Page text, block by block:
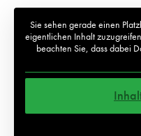
Sie sehen gerade einen
eigentlichen Inhalt
beachten Sie, dass dabei